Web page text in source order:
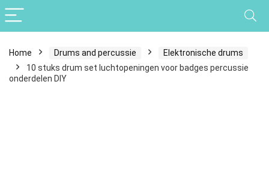
Home Drums and percussie
Elektronische drums
10 stuks drum set luchtopeningen voor badges percussie
onderdelen DIY